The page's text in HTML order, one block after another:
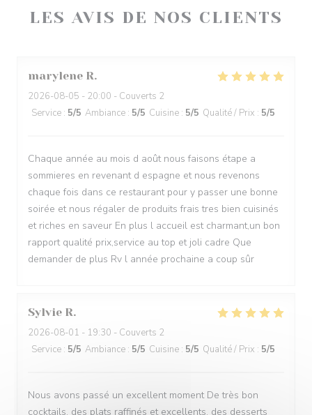
LES AVIS DE NOS CLIENTS
marylene R
2026-08-05 - 20:00 - Couverts 2
Service : 5/5 Ambiance : 5/5 Cuisine : 5/5 Qualité / Prix : 5/5
Chaque année au mois d août nous faisons étape a
sommieres en revenant d espagne et nous revenons
chaque fois dans ce restaurant pour y passer une bonne
soirée et nous régaler de produits frais tres bien cuisinés
et riches en saveur En plus l accueil est charmant,un bon
rapport qualité prix,service au top et joli cadre Que
demander de plus Rv l année prochaine a coup sûr
Sylvie R
2026-08-01 - 19:30 - Couverts 2
Service : 5/5 Ambiance : 5/5 Cuisine : 5/5 Qualité / Prix : 5/5
Nous avons passé un excellent moment De très bon
cocktails, des plats raffinés et excellents, des desserts